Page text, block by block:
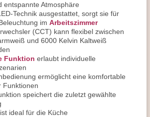
entspannte Atmosphäre
Technik ausgestattet, sorgt sie für
im Arbeitszimmer
(CCT) kann flexibel zwischen
und 6000 Kelvin Kaltweiß
Funktion erlaubt individuelle
ermöglicht eine komfortable
Funktionen
speichert die zuletzt gewählte
ideal für die Küche